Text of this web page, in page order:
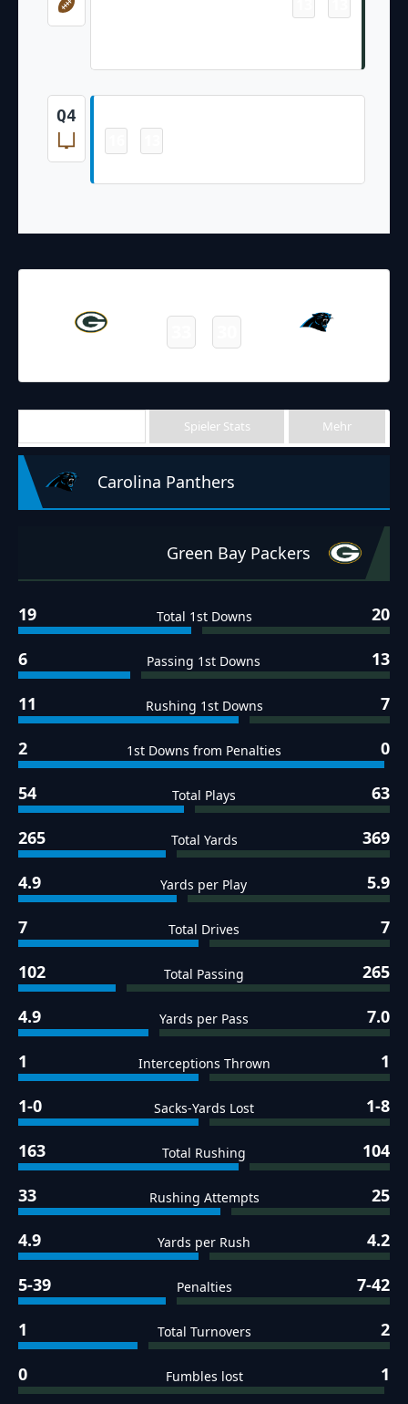
Q4
Spieler Stats Mehr
Carolina Panthers
Green Bay Packers
19 Total 1st Downs 20
6 Passing 1st Downs 13
11 Rushing 1st Downs 7
2 1st Downs from Penalties 0
54 Total Plays 63
265 Total Yards 369
4.9 Yards per Play 5.9
7 Total Drives 7
102 Total Passing 265
4.9 Yards per Pass 7.0
1 Interceptions Thrown 1
1-0 Sacks-Yards Lost 1-8
163 Total Rushing 104
33 Rushing Attempts 25
4.9 Yards per Rush 4.2
5-39 Penalties 7-42
1 Total Turnovers 2
0 Fumbles lost 1